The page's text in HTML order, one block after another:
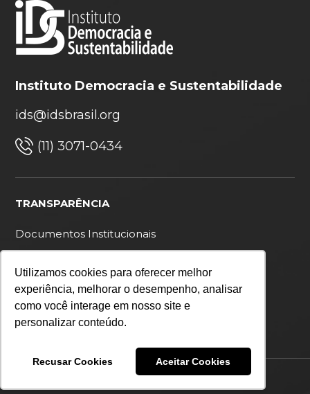
Utilizamos cookies para oferecer melhor
experiência, melhorar o desempenho, analisar
como você interage em nosso site e
personalizar conteúdo.
Recusar Cookies Aceitar Cookies
Instituto Democracia e Sustentabilidade
ids@idsbrasil.org
(11) 3071-0434
TRANSPARÊNCIA
Documentos Institucionais
Política de privacidade